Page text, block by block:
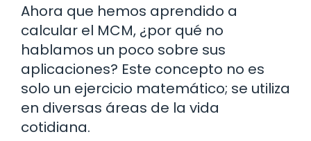
Ahora que hemos aprendido a
calcular el MCM, ¿por qué no
hablamos un poco sobre sus
aplicaciones? Este concepto no es
solo un ejercicio matemático; se utiliza
en diversas áreas de la vida
cotidiana.